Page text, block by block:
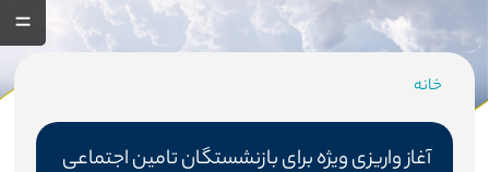
مسیر
خانه
آغاز واریزی‌ ویژه برای بازنشستگان تامین اجتماعی